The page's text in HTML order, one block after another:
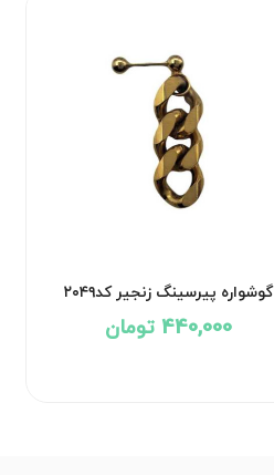
گوشواره پیرسینگ زنجیر کد۲۰۴۹
440,000 تومان